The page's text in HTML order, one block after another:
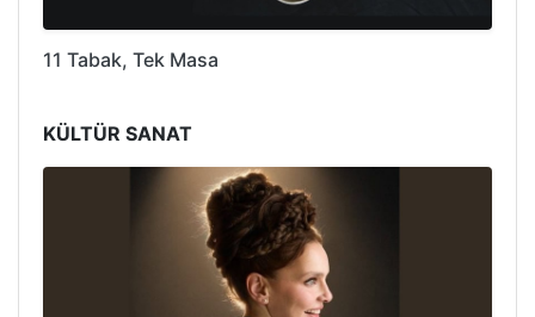
11 Tabak, Tek Masa
KÜLTÜR SANAT